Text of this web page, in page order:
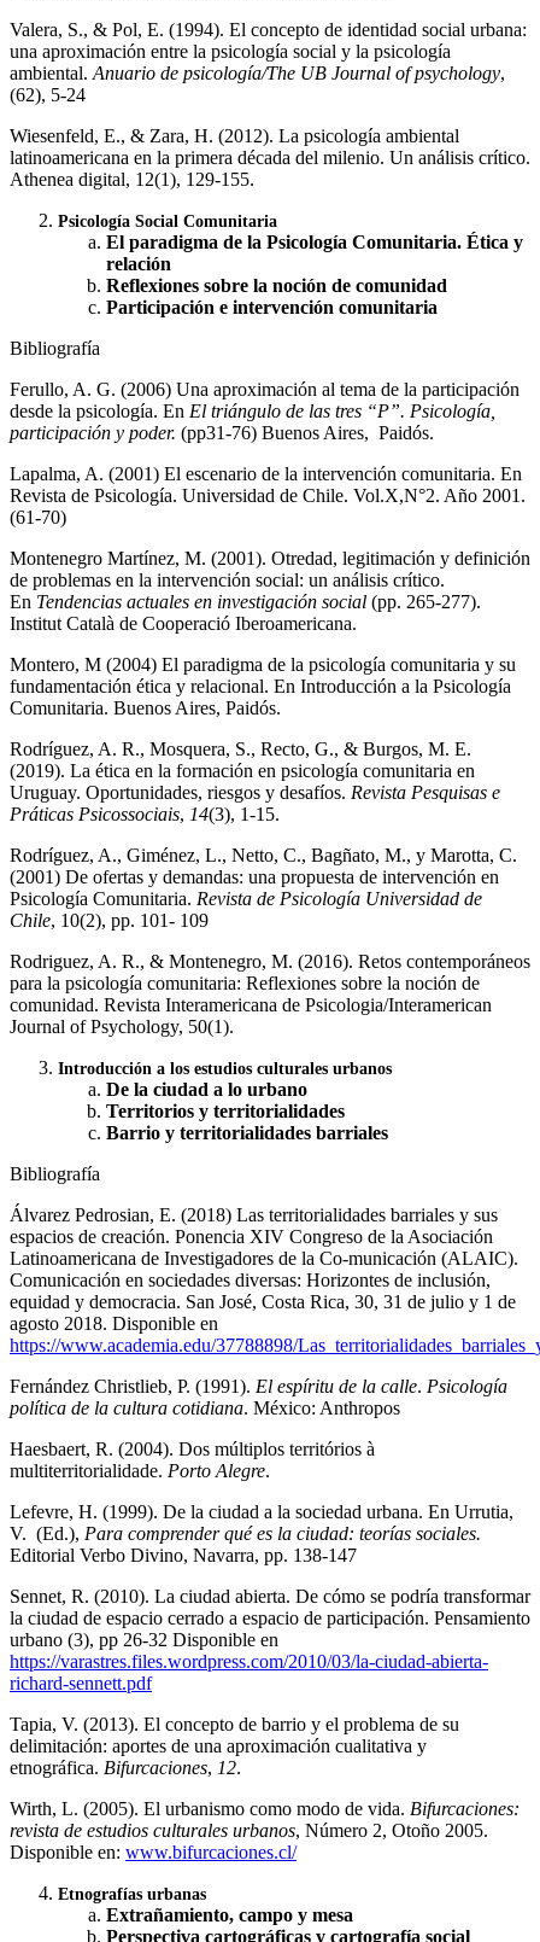
Valera, S., & Pol, E. (1994). El concepto de identidad social urbana:
una aproximación entre la psicología social y la psicología
ambiental. Anuario de psicología/The UB Journal of psychology,
(62), 5-24
Wiesenfeld, E., & Zara, H. (2012). La psicología ambiental
latinoamericana en la primera década del milenio. Un análisis crítico.
Athenea digital, 12(1), 129-155.
Psicología Social Comunitaria
El paradigma de la Psicología Comunitaria. Ética y
relación
Reflexiones sobre la noción de comunidad
Participación e intervención comunitaria
Bibliografía
Ferullo, A. G. (2006) Una aproximación al tema de la participación
desde la psicología. En El triángulo de las tres “P”. Psicología,
participación y poder. (pp31-76) Buenos Aires, Paidós.
Lapalma, A. (2001) El escenario de la intervención comunitaria. En
Revista de Psicología. Universidad de Chile. Vol.X,N°2. Año 2001.
(61-70)
Montenegro Martínez, M. (2001). Otredad, legitimación y definición
de problemas en la intervención social: un análisis crítico.
En Tendencias actuales en investigación social (pp. 265-277).
Institut Català de Cooperació Iberoamericana.
Montero, M (2004) El paradigma de la psicología comunitaria y su
fundamentación ética y relacional. En Introducción a la Psicología
Comunitaria. Buenos Aires, Paidós.
Rodríguez, A. R., Mosquera, S., Recto, G., & Burgos, M. E.
(2019). La ética en la formación en psicología comunitaria en
Uruguay. Oportunidades, riesgos y desafíos. Revista Pesquisas e
Práticas Psicossociais, 14(3), 1-15.
Rodríguez, A., Giménez, L., Netto, C., Bagñato, M., y Marotta, C.
(2001) De ofertas y demandas: una propuesta de intervención en
Psicología Comunitaria. Revista de Psicología Universidad de
Chile, 10(2), pp. 101- 109
Rodriguez, A. R., & Montenegro, M. (2016). Retos contemporáneos
para la psicología comunitaria: Reflexiones sobre la noción de
comunidad. Revista Interamericana de Psicologia/Interamerican
Journal of Psychology, 50(1).
Introducción a los estudios culturales urbanos
De la ciudad a lo urbano
Territorios y territorialidades
Barrio y territorialidades barriales
Bibliografía
Álvarez Pedrosian, E. (2018) Las territorialidades barriales y sus
espacios de creación. Ponencia XIV Congreso de la Asociación
Latinoamericana de Investigadores de la Co-municación (ALAIC).
Comunicación en sociedades diversas: Horizontes de inclusión,
equidad y democracia. San José, Costa Rica, 30, 31 de julio y 1 de
agosto 2018. Disponible en
https://www.academia.edu/37788898/
Fernández Christlieb, P. (1991). El espíritu de la calle. Psicología
política de la cultura cotidiana. México: Anthropos
Haesbaert, R. (2004). Dos múltiplos territórios à
multiterritorialidade. Porto Alegre.
Lefevre, H. (1999). De la ciudad a la sociedad urbana. En Urrutia,
V. (Ed.), Para comprender qué es la ciudad: teorías sociales.
Editorial Verbo Divino, Navarra, pp. 138-147
Sennet, R. (2010). La ciudad abierta. De cómo se podría transformar
la ciudad de espacio cerrado a espacio de participación. Pensamiento
urbano (3), pp 26-32 Disponible en
https://varastres.files.wordpress.com/2010/03/la-ciudad-abierta-
richard-sennett.pdf
Tapia, V. (2013). El concepto de barrio y el problema de su
delimitación: aportes de una aproximación cualitativa y
etnográfica. Bifurcaciones, 12.
Wirth, L. (2005). El urbanismo como modo de vida. Bifurcaciones:
revista de estudios culturales urbanos, Número 2, Otoño 2005.
Disponible en: www.bifurcaciones.cl/
Etnografías urbanas
Extrañamiento, campo y mesa
Perspectiva cartográficas y cartografía social